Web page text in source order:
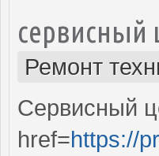
сервисный
Ремонт
Сервисный
href=https://